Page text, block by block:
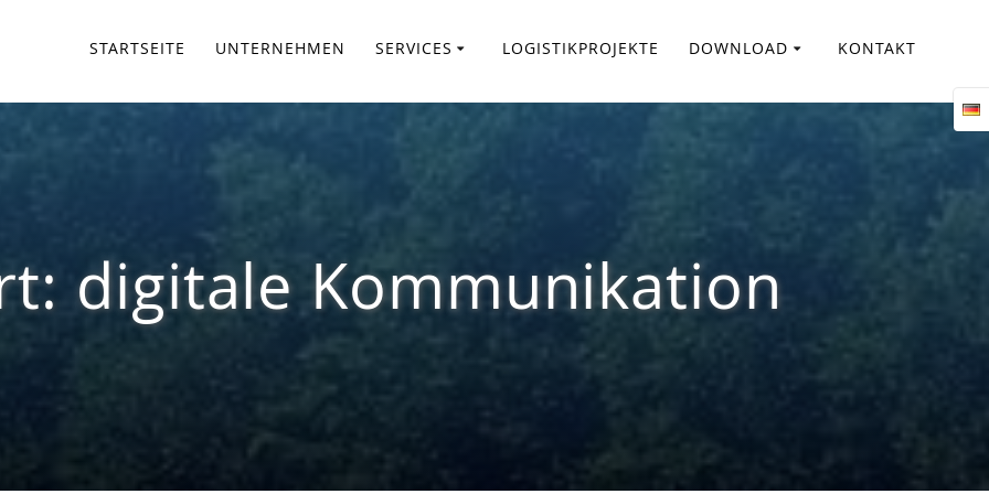
STARTSEITE UNTERNEHMEN SERVICES LOGISTIKPROJEKTE DOWNLOAD KONTAKT
digitale Kommunikation